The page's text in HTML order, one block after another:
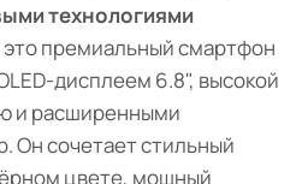
технологиями
премиальный смартфон
дисплеем 6.8", высокой
и расширенными
Он сочетает стильный
цвете, мощный